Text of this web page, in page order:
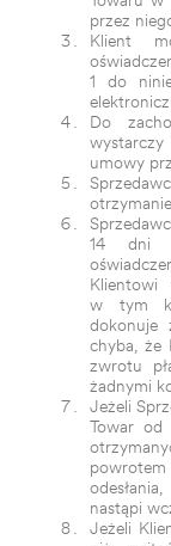
przez
Klient
1 do
Do
umowy
14 dni
Klientowi
w tym
dokonuje
chyba, że
zwrotu
żadnymi
Jeżeli
Towar od
powrotem
nastąpi
Jeżeli